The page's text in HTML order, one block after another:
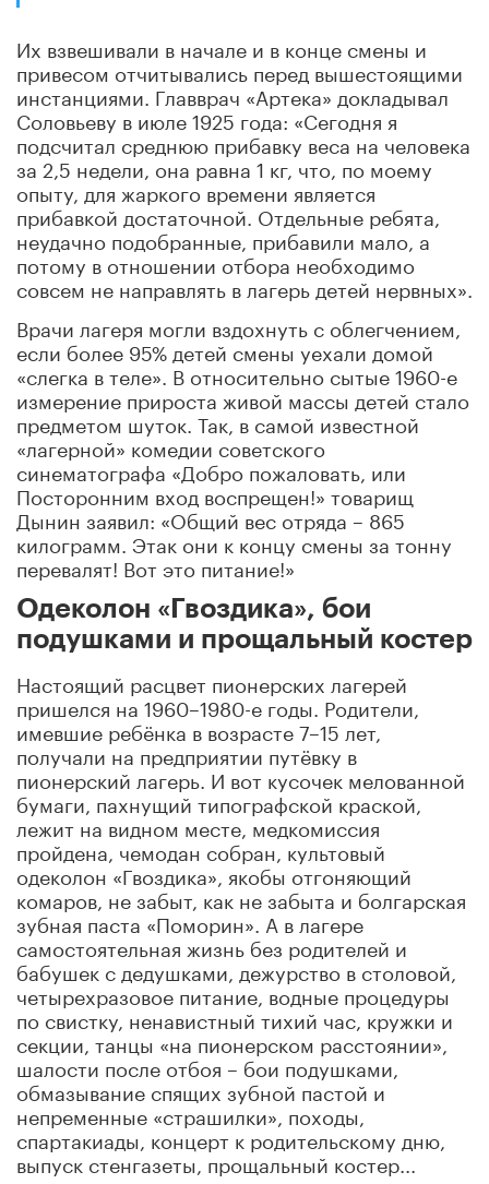
Их взвешивали в начале и в конце смены и
привесом отчитывались перед вышестоящими
инстанциями. Главврач «Артека» докладывал
Соловьеву в июле 1925 года: «Сегодня я
подсчитал среднюю прибавку веса на человека
за 2,5 недели, она равна 1 кг, что, по моему
опыту, для жаркого времени является
прибавкой достаточной. Отдельные ребята,
неудачно подобранные, прибавили мало, а
потому в отношении отбора необходимо
совсем не направлять в лагерь детей нервных».
Врачи лагеря могли вздохнуть с облегчением,
если более 95% детей смены уехали домой
«слегка в теле». В относительно сытые 1960-е
измерение прироста живой массы детей стало
предметом шуток. Так, в самой известной
«лагерной» комедии советского
синематографа «Добро пожаловать, или
Посторонним вход воспрещен!» товарищ
Дынин заявил: «Общий вес отряда – 865
килограмм. Этак они к концу смены за тонну
перевалят! Вот это питание!»
Одеколон «Гвоздика», бои
подушками и прощальный костер
Настоящий расцвет пионерских лагерей
пришелся на 1960–1980-е годы. Родители,
имевшие ребёнка в возрасте 7–15 лет,
получали на предприятии путёвку в
пионерский лагерь. И вот кусочек мелованной
бумаги, пахнущий типографской краской,
лежит на видном месте, медкомиссия
пройдена, чемодан собран, культовый
одеколон «Гвоздика», якобы отгоняющий
комаров, не забыт, как не забыта и болгарская
зубная паста «Поморин». А в лагере
самостоятельная жизнь без родителей и
бабушек с дедушками, дежурство в столовой,
четырехразовое питание, водные процедуры
по свистку, ненавистный тихий час, кружки и
секции, танцы «на пионерском расстоянии»,
шалости после отбоя – бои подушками,
обмазывание спящих зубной пастой и
непременные «страшилки», походы,
спартакиады, концерт к родительскому дню,
выпуск стенгазеты, прощальный костер...